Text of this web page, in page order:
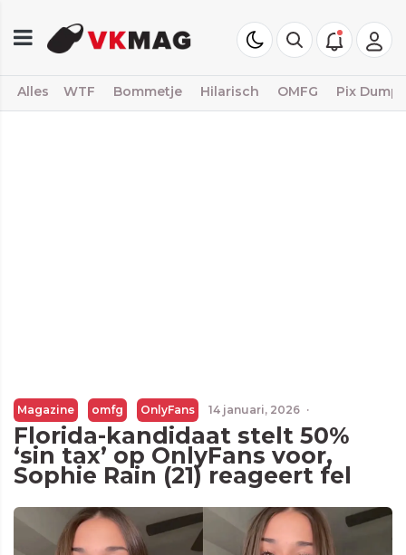
Alles WTF Bommetje Hilarisch OMFG Pix Dump
Magazine omfg OnlyFans 14 januari, 2026 ·
Florida-kandidaat stelt 50%
‘sin tax’ op OnlyFans voor,
Sophie Rain (21) reageert fel